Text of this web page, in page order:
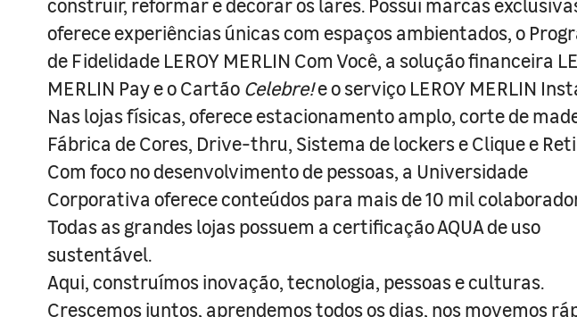
oferece experiências únicas com espaços ambientados, o
de Fidelidade LEROY MERLIN Com Você, a solução financeira
MERLIN Pay e o Cartão Celebre!e o serviço LEROY MERLIN
Nas lojas físicas, oferece estacionamento amplo, corte de
Fábrica de Cores, Drive-thru, Sistema de lockers e Clique e
Com foco no desenvolvimento de pessoas, a Universidade
Corporativa oferece conteúdos para mais de 10 mil
Todas as grandes lojas possuem a certificação AQUA de uso
sustentável.
Aqui, construímos inovação, tecnologia, pessoas e culturas.
Crescemos juntos, aprendemos todos os dias, nos movemos